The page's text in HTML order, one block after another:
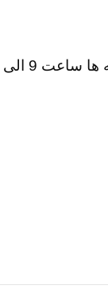
روزهای رسمی ساعت 9 الی 19 پنجشنبه ها ساعت 9 الی